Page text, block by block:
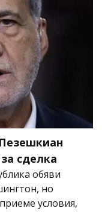
сделка
обяви
но
условия,